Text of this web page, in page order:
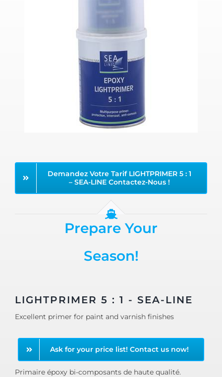
Demandez Votre Tarif LIGHTPRIMER 5 : 1
– SEA-LINE Contactez-Nous !
Prepare Your
Season!
LIGHTPRIMER 5 : 1 - SEA-LINE
Excellent primer for paint and varnish finishes
Ask for your price list! Contact us now!
Primaire époxy bi-composants de haute qualité.